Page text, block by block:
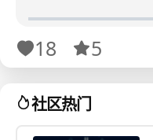
18 5
社区热门